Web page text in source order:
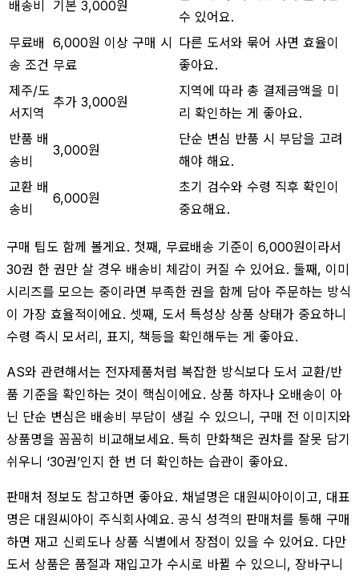
배송비 기본 3,000원
수 있어요.
무료배
송 조건
6,000원 이상 구매 시
무료
다른 도서와 묶어 사면 효율이
좋아요.
제주/도
서지역
추가 3,000원
지역에 따라 총 결제금액을 미
리 확인하는 게 좋아요.
반품 배
송비
3,000원
단순 변심 반품 시 부담을 고려
해야 해요.
교환 배
송비
6,000원
초기 검수와 수령 직후 확인이
중요해요.
구매 팁도 함께 볼게요. 첫째, 무료배송 기준이 6,000원이라서
30권 한 권만 살 경우 배송비 체감이 커질 수 있어요. 둘째, 이미
시리즈를 모으는 중이라면 부족한 권을 함께 담아 주문하는 방식
이 가장 효율적이에요. 셋째, 도서 특성상 상품 상태가 중요하니
수령 즉시 모서리, 표지, 책등을 확인해두는 게 좋아요.
AS와 관련해서는 전자제품처럼 복잡한 방식보다 도서 교환/반
품 기준을 확인하는 것이 핵심이에요. 상품 하자나 오배송이 아
닌 단순 변심은 배송비 부담이 생길 수 있으니, 구매 전 이미지와
상품명을 꼼꼼히 비교해보세요. 특히 만화책은 권차를 잘못 담기
쉬우니 ‘30권’인지 한 번 더 확인하는 습관이 좋아요.
판매처 정보도 참고하면 좋아요. 채널명은 대원씨아이이고, 대표
명은 대원씨아이 주식회사예요. 공식 성격의 판매처를 통해 구매
하면 재고 신뢰도나 상품 식별에서 장점이 있을 수 있어요. 다만
도서 상품은 품절과 재입고가 수시로 바뀔 수 있으니, 장바구니